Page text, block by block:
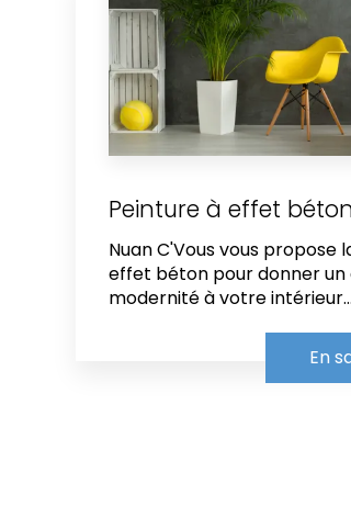
Peinture à effet
Nuan C'Vous vous propose
effet béton pour donner un
modernité à votre
En